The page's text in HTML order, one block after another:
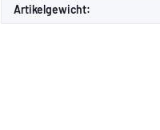
Artikelgewicht: